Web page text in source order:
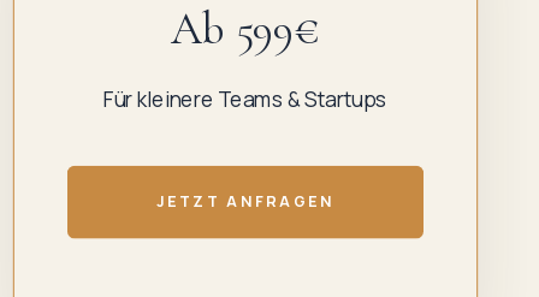
Ab 599€
Für kleinere Teams & Startups
JETZT ANFRAGEN